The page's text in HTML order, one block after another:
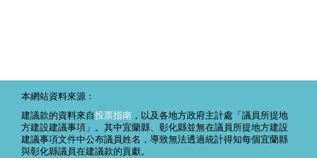
本網站資料來源：
建議款的資料來自投票指南 ，以及各地方政府主計處「議員所提地
方建設建議事項」。其中宜蘭縣、彰化縣並無在議員所提地方建設
建議事項文件中公布議員姓名，導致無法透過統計得知每個宜蘭縣
與彰化縣議員在建議款的貢獻。